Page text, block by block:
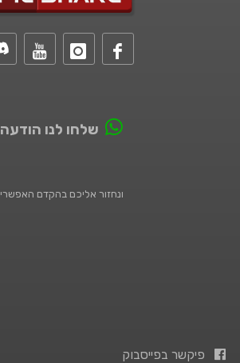
שלחו לנו הודעה
ונחזור אליכם בהקדם האפשרי
פיקשר בפייסבוק